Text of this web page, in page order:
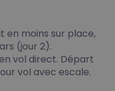
en moins sur place,
(jour 2).
vol direct. Départ
vol avec escale.